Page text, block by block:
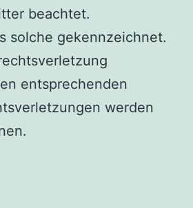
beachtet.
solche gekennzeichnet.
entsprechenden
werden